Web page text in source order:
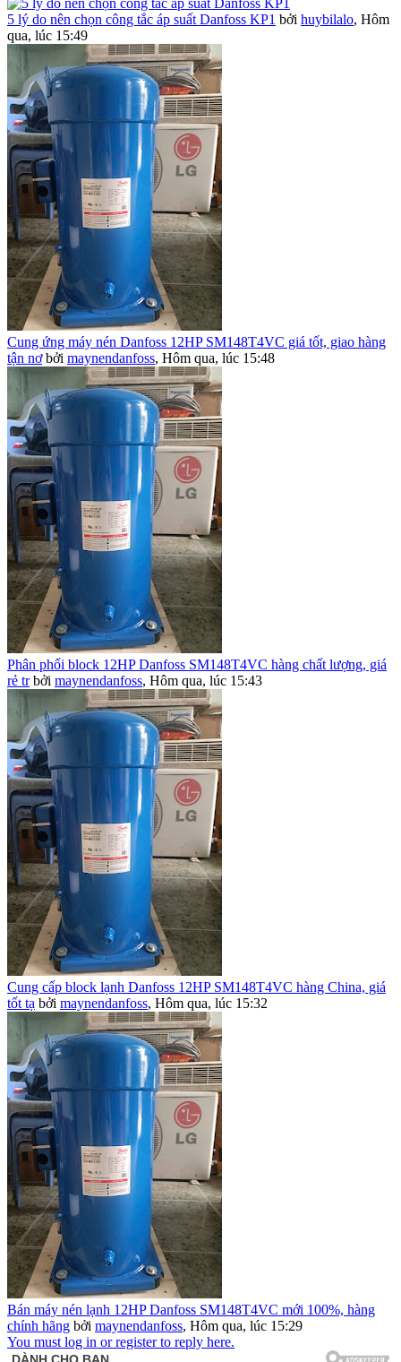
5 lý do nên chọn công tắc áp suất Danfoss KP1 bởi huybilalo, Hôm
qua, lúc 15:49
Cung ứng máy nén Danfoss 12HP SM148T4VC giá tốt, giao hàng
tận nơ bởi maynendanfoss, Hôm qua, lúc 15:48
Phân phối block 12HP Danfoss SM148T4VC hàng chất lượng, giá
rẻ tr bởi maynendanfoss, Hôm qua, lúc 15:43
Cung cấp block lạnh Danfoss 12HP SM148T4VC hàng China, giá
tốt tạ bởi maynendanfoss, Hôm qua, lúc 15:32
Bán máy nén lạnh 12HP Danfoss SM148T4VC mới 100%, hàng
chính hãng bởi maynendanfoss, Hôm qua, lúc 15:29
You must log in or register to reply here.